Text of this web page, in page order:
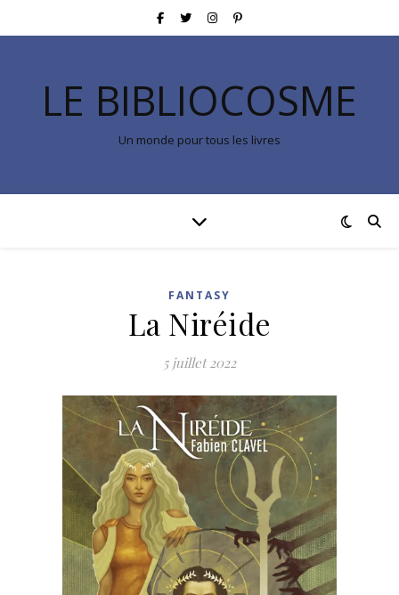
LE BIBLIOCOSME
Un monde pour tous les livres
FANTASY
La Niréide
5 juillet 2022